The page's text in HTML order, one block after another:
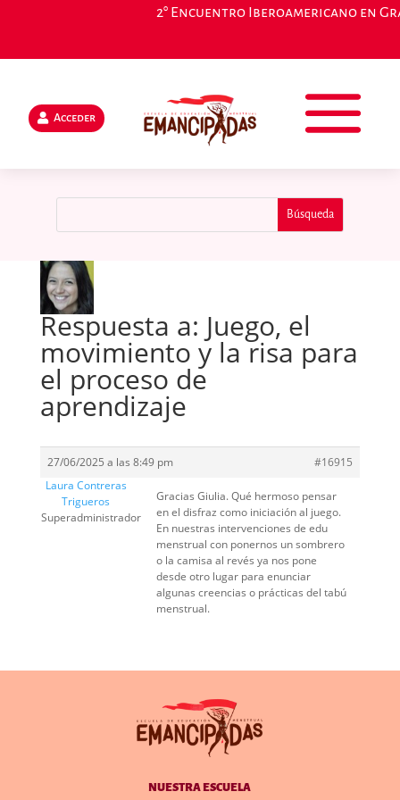
2° Encuentro Iberoamericano en
Acceder
Respuesta a: Juego, el
movimiento y la risa para
el proceso de
aprendizaje
27/06/2025 a las 8:49 pm
#16915
Laura Contreras
Trigueros
Superadministrador
Gracias Giulia. Qué hermoso pensar
en el disfraz como iniciación al juego.
En nuestras intervenciones de edu
menstrual con ponernos un sombrero
o la camisa al revés ya nos pone
desde otro lugar para enunciar
algunas creencias o prácticas del tabú
menstrual.
NUESTRA ESCUELA